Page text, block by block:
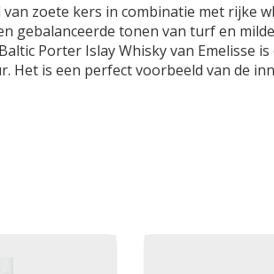
zoete kers in combinatie met rijke
gebalanceerde tonen van turf en
Porter Islay Whisky van Emelisse
is een perfect voorbeeld van de